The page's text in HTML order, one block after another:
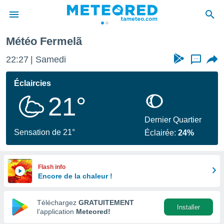
de
en
Météo Fermelã
22:27 Samedi ...
Éclaircies
21°
Sensation de 21°
Dernier Quartier
Éclairée:24%
Flash info
Encore de la chaleur !
Téléchargez GRATUITEMENT
l’application Meteored!
Installer